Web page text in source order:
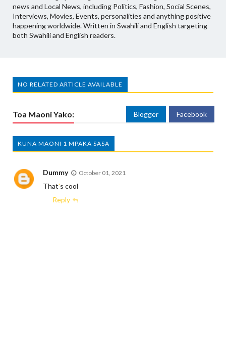
news and Local News, including Politics, Fashion, Social Scenes,
Interviews, Movies, Events, personalities and anything positive
happening worldwide. Written in Swahili and English targeting
both Swahili and English readers.
NO RELATED ARTICLE AVAILABLE
Toa Maoni Yako: Blogger Facebook
KUNA MAONI 1 MPAKA SASA
Dummy October 01, 2021
That's cool
Reply